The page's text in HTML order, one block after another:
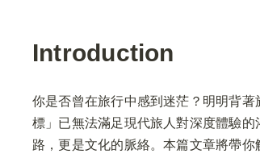
Introduction
你是否曾在旅行中感到迷茫？明明背
標」已無法滿足現代旅人對深度體驗
路，更是文化的脈絡。本篇文章將帶